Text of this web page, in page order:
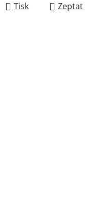
Tisk Zeptat